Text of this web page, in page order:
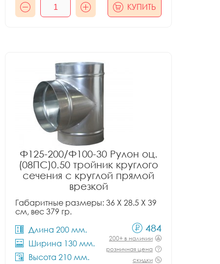
КУПИТЬ
Ф125-200/Ф100-30 Рулон оц.
(08ПС)0.50 тройник круглого
сечения с круглой прямой
врезкой
Габаритные размеры: 36 X 28.5 X 39
см, вес 379 гр.
Длина 200 мм.
Ширина 130 мм.
Высота 210 мм.
484
200+ в наличии
розничная цена
скидки